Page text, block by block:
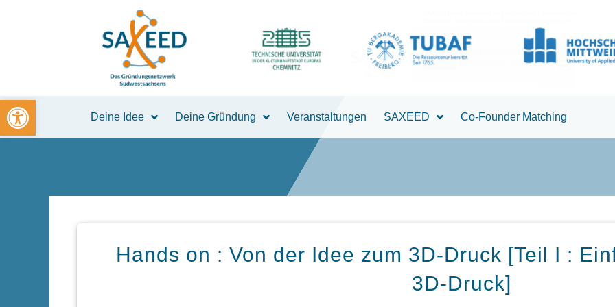
Open toolbar
Deine Idee Deine Gründung Veranstaltungen SAXEED Co-Founder Matching
Hands on : Von der Idee zum 3D-Druck [Teil I :
3D-Druck]